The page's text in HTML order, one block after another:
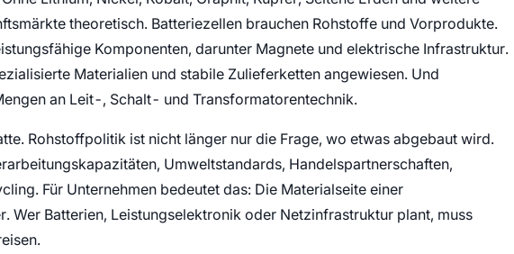
theoretisch. Batteriezellen brauchen Rohstoffe und Vorprodukte.
Komponenten, darunter Magnete und elektrische Infrastruktur.
Materialien und stabile Zulieferketten angewiesen. Und
an Leit-, Schalt- und Transformatorentechnik.
Rohstoffpolitik ist nicht länger nur die Frage, wo etwas abgebaut wird.
Umweltstandards, Handelspartnerschaften,
Für Unternehmen bedeutet das: Die Materialseite einer
Wer Batterien, Leistungselektronik oder Netzinfrastruktur plant, muss